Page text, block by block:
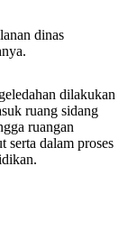
dinas
dilakukan
ruang sidang
ruangan
serta dalam proses